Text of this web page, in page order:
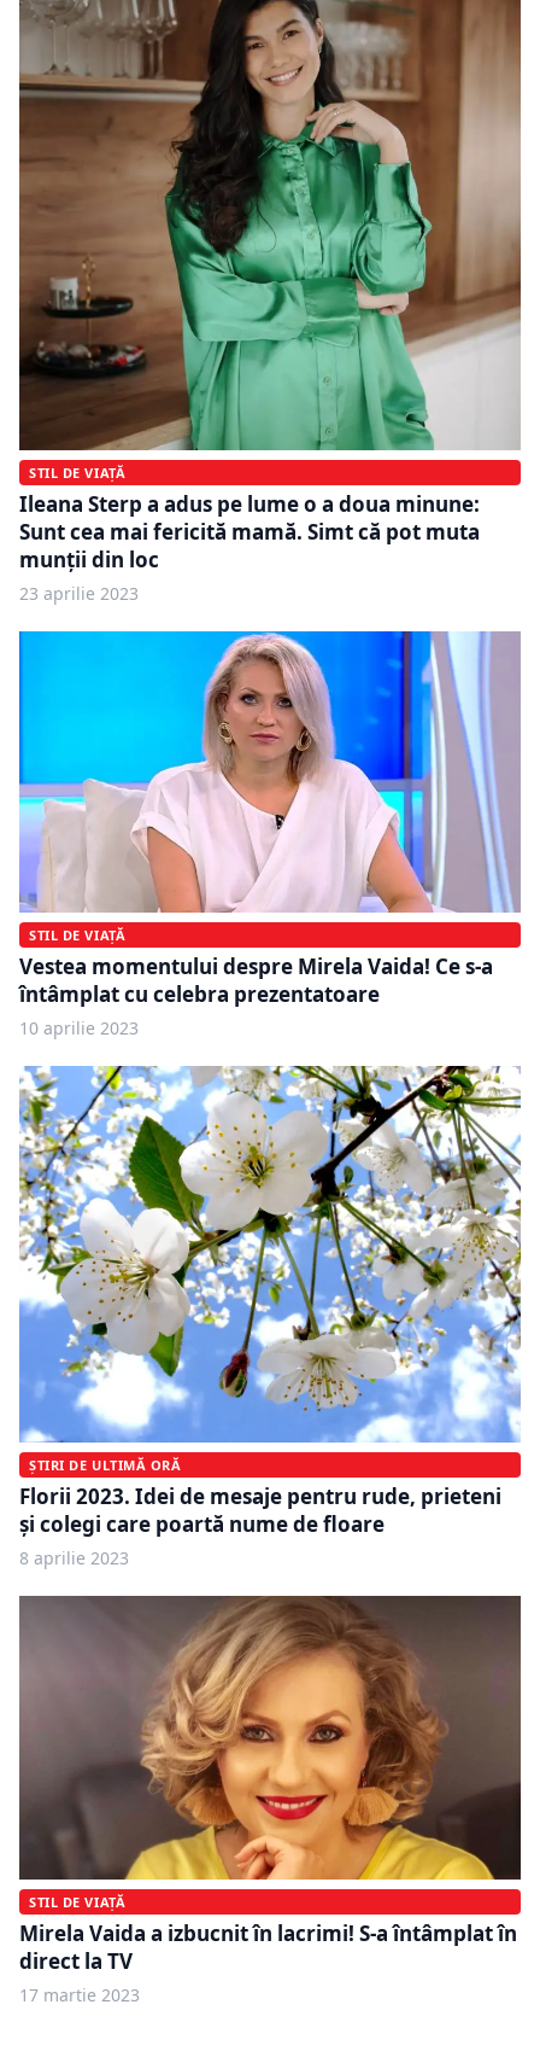
STIL DE VIAȚĂ
Ileana Sterp a adus pe lume o a doua minune:
Sunt cea mai fericită mamă. Simt că pot muta
munții din loc
23 aprilie 2023
STIL DE VIAȚĂ
Vestea momentului despre Mirela Vaida! Ce s-a
întâmplat cu celebra prezentatoare
10 aprilie 2023
ȘTIRI DE ULTIMĂ ORĂ
Florii 2023. Idei de mesaje pentru rude, prieteni
și colegi care poartă nume de floare
8 aprilie 2023
STIL DE VIAȚĂ
Mirela Vaida a izbucnit în lacrimi! S-a întâmplat în
direct la TV
17 martie 2023